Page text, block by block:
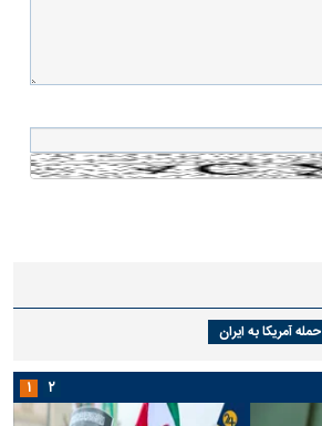
حمله آمریکا به ایران
۱ ۲